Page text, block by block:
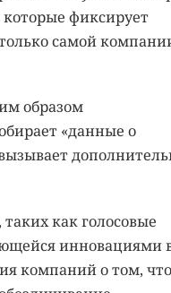
фиксирует
самой
образом
«данные о
как голосовые
инновациями
компаний о том, что